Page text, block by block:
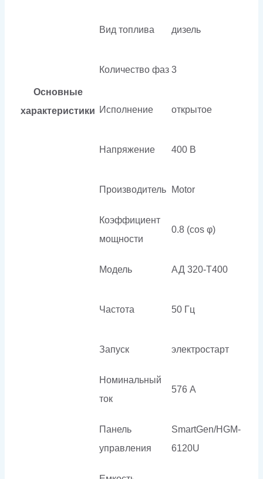
Основные
характеристики
Вид топлива дизель
Количество фаз 3
Исполнение открытое
Напряжение 400 В
Производитель Motor
Коэффициент
мощности
0.8 (cos φ)
Модель АД 320-Т400
Частота 50 Гц
Запуск электростарт
Номинальный
ток
576 А
Панель
управления
SmartGen/HGM-
6120U